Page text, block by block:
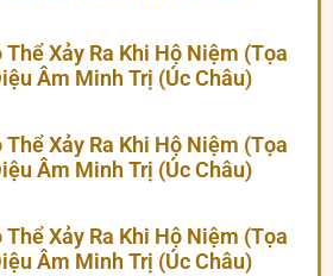
Xảy Ra Khi Hộ Niệm (Tọa
Âm Minh Trị (Úc Châu)
Xảy Ra Khi Hộ Niệm (Tọa
Âm Minh Trị (Úc Châu)
Xảy Ra Khi Hộ Niệm (Tọa
Âm Minh Trị (Úc Châu)